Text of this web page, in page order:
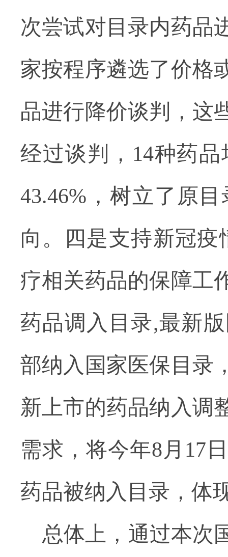
次尝试对目录内药品
家按程序遴选了价格
品进行降价谈判，这
经过谈判，14种药
43.46%，树立了原
向。四是支持新冠
疗相关药品的保障工
药品调入目录,最新
部纳入国家医保目录
新上市的药品纳入调
需求，将今年8月17
药品被纳入目录，体
总体上，通过本次